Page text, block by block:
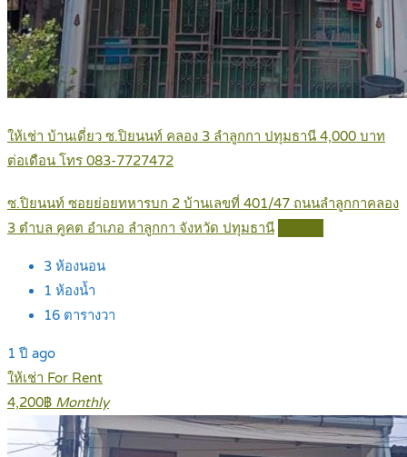
ให้เช่า บ้านเดี่ยว ซ.ปิยนนท์ คลอง 3 ลำลูกกา ปทุมธานี 4,000 บาท
ต่อเดือน โทร 083-7727472
ซ.ปิยนนท์ ซอยย่อยทหารบก 2 บ้านเลขที่ 401/47 ถนนลำลูกกาคลอง
3 ตำบล คูคต อำเภอ ลำลูกกา จังหวัด ปทุมธานี
3 ห้องนอน
1 ห้องน้ำ
16 ตารางวา
1 ปี ago
ให้เช่า For Rent
4,200฿ Monthly